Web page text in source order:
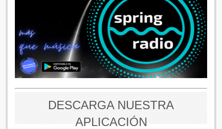
DESCARGA NUESTRA
APLICACIÓN